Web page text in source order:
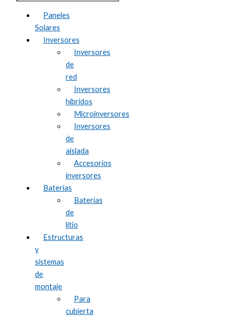
Paneles
Solares
Inversores
Inversores
de
red
Inversores
híbridos
Microinversores
Inversores
de
aislada
Accesorios
inversores
Baterías
Baterías
de
litio
Estructuras
y
sistemas
de
montaje
Para
cubierta